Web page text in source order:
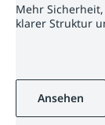
Mehr
klarer Struktur
Ansehen